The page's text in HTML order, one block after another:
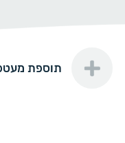
תוספת מעטפותתוספת